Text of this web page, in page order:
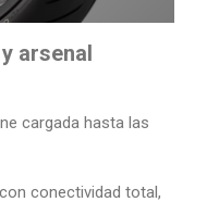
arsenal
cargada hasta las
conectividad total,